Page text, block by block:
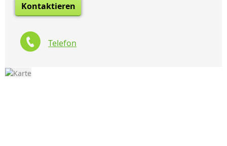
Kontaktieren
Telefon